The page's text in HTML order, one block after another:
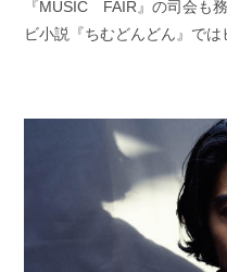
『MUSIC FAIR』の司会も
ビ小説『ちむどんどん』では